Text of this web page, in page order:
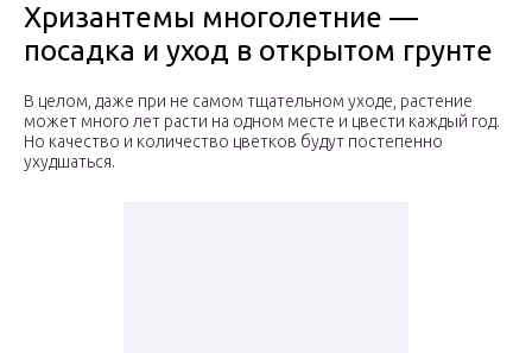
Хризантемы многолетние —
посадка и уход в открытом грунте
В целом, даже при не самом тщательном уходе, растение
может много лет расти на одном месте и цвести каждый год.
Но качество и количество цветков будут постепенно
ухудшаться.